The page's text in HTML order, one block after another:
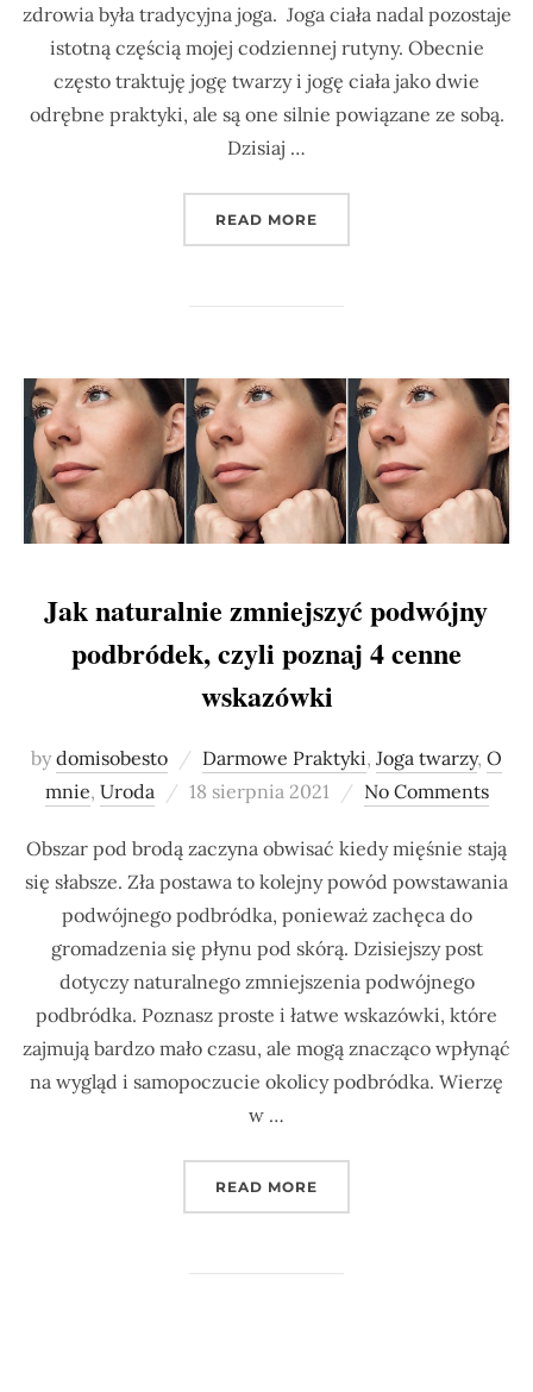
zdrowia była tradycyjna joga. Joga ciała nadal pozostaje
istotną częścią mojej codziennej rutyny. Obecnie
często traktuję jogę twarzy i jogę ciała jako dwie
odrębne praktyki, ale są one silnie powiązane ze sobą.
Dzisiaj …
READ MORE
Jak naturalnie zmniejszyć podwójny
podbródek, czyli poznaj 4 cenne
wskazówki
bydomisobesto Darmowe Praktyki, Joga twarzy, O
mnie, Uroda
Posted
18 sierpnia 2021 No Comments
Obszar pod brodą zaczyna obwisać kiedy mięśnie stają
się słabsze. Zła postawa to kolejny powód powstawania
podwójnego podbródka, ponieważ zachęca do
gromadzenia się płynu pod skórą. Dzisiejszy post
dotyczy naturalnego zmniejszenia podwójnego
podbródka. Poznasz proste i łatwe wskazówki, które
zajmują bardzo mało czasu, ale mogą znacząco wpłynąć
na wygląd i samopoczucie okolicy podbródka. Wierzę
w …
READ MORE